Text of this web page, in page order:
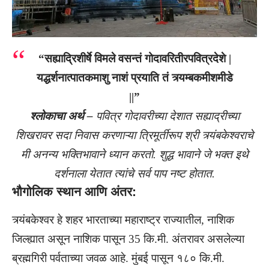
“सह्याद्रिशीर्षे विमले वसन्तं गोदावरितीरपवित्रदेशे |
यद्धर्शनात्पातकमाशु नाशं प्रयाति तं त्र्यम्बकमीशमीडे
||”
श्लोकाचा अर्थ – पवित्र गोदावरीच्या देशात सह्याद्रीच्या
शिखरावर सदा निवास करणाऱ्या त्रिमूर्तीरूप श्री त्र्यंबकेश्वराचे
मी अनन्य भक्तिभावाने ध्यान करतो. शुद्ध भावाने जे भक्त इथे
दर्शनाला येतात त्यांचे सर्व पाप नष्ट होतात.
भौगोलिक स्थान आणि अंतर:
त्र्यंबकेश्वर हे शहर भारताच्या महाराष्ट्र राज्यातील, नाशिक
जिल्ह्यात असून नाशिक पासून 35 कि.मी. अंतरावर असलेल्या
ब्रह्मगिरी पर्वताच्या जवळ आहे. मुंबई पासून १८० कि.मी.